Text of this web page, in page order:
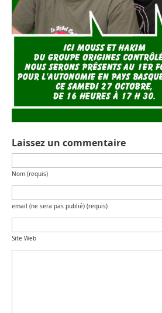
Laissez un commentaire
Nom (requis)
email (ne sera pas publié) (requis)
Site Web